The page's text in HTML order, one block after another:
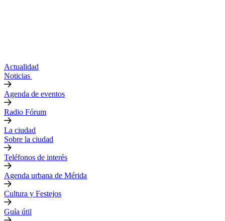
Actualidad
Noticias
Agenda de eventos
Radio Fórum
La ciudad
Sobre la ciudad
Teléfonos de interés
Agenda urbana de Mérida
Cultura y Festejos
Guía útil